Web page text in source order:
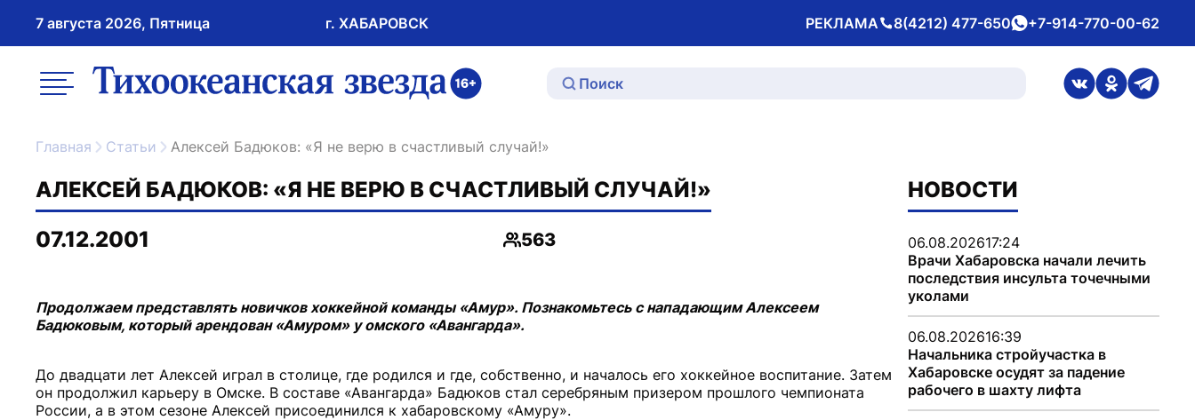
7 августа 2026, Пятница г. ХАБАРОВСК РЕКЛАМА
Телефон 8(4212) 477-650whatsApp
+7-914-770-00-62
меню ссылка на главную
ссылка на
ссылка на
Главная Статьи Алексей Бадюков: «Я не верю в счастливый случай!»
АЛЕКСЕЙ БАДЮКОВ: «Я НЕ ВЕРЮ В СЧАСТЛИВЫЙ СЛУЧАЙ!»
07.12.2001
Просмотры
563
Продолжаем представлять новичков хоккейной команды «Амур». Познакомьтесь с нападающим Алексеем
Бадюковым, который арендован «Амуром» у омского «Авангарда».
До двадцати лет Алексей играл в столице, где родился и где, собственно, и началось его хоккейное воспитание. Затем
он продолжил карьеру в Омске. В составе «Авангарда» Бадюков стал серебряным призером прошлого чемпионата
России, а в этом сезоне Алексей присоединился к хабаровскому «Амуру».
НОВОСТИ
06.08.202617:24
Врачи Хабаровска начали лечить
последствия инсульта точечными
уколами
06.08.202616:39
Начальника стройучастка в
Хабаровске осудят за падение
рабочего в шахту лифта